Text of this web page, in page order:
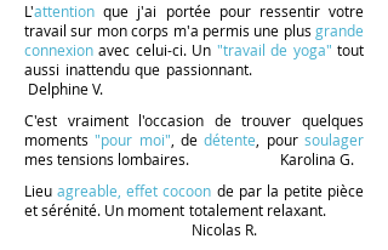
L'attentionque j'ai portée pour ressentir votre
travail sur mon corps m'a permis une plus grande
connexion avec celui-ci. Un "travail de yoga"tout
aussi inattendu que passionnant.
Delphine V.
C'est vraiment l'occasion de trouver quelques
moments"pour moi" , dedétente , poursoulager
mes tensions lombaires. Karolina G.
Lieuagreable, effet cocoon de par la petite pièce
et sérénité. Un moment totalement relaxant.
Nicolas R.